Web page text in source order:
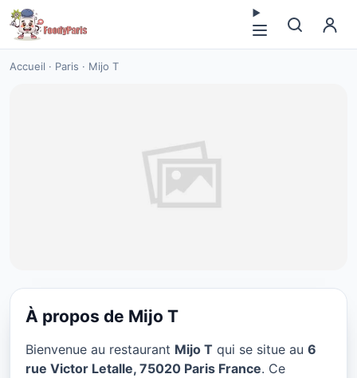
Accueil · Paris · Mijo T
Mijo T à Paris
À propos de Mijo T
Bienvenue au restaurant Mijo T qui se situe au 6
rue Victor Letalle, 75020 Paris France. Ce